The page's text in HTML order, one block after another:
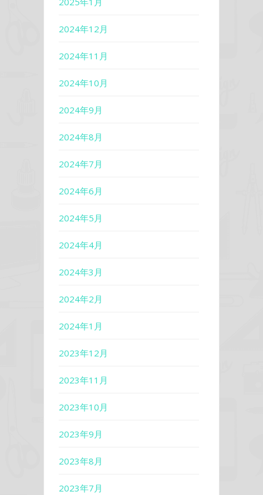
2024年12月
2024年11月
2024年10月
2024年9月
2024年8月
2024年7月
2024年6月
2024年5月
2024年4月
2024年3月
2024年2月
2024年1月
2023年12月
2023年11月
2023年10月
2023年9月
2023年8月
2023年7月